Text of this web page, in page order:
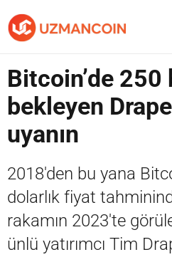
Piyasa
Soru Sor
Contact / İletişim
Bitcoin’de 250
bekleyen
uyanın
2018'den bu yana
dolarlık fiyat
rakamın 2023'te
ünlü yatırımcı Tim